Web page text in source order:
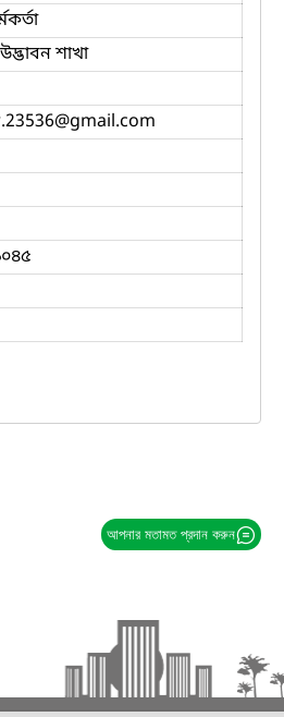
শাখা
@gmail.com
আপনার মতামত প্রদান করুন